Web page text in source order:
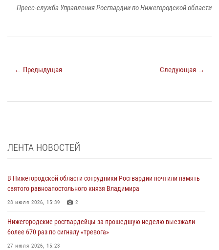
Пресс-служба Управления Росгвардии по Нижегородской области
← Предыдущая Следующая →
ЛЕНТА НОВОСТЕЙ
В Нижегородской области сотрудники Росгвардии почтили память
святого равноапостольного князя Владимира
28 июля 2026, 15:39 2
Нижегородские росгвардейцы за прошедшую неделю выезжали
более 670 раз по сигналу «тревога»
27 июля 2026, 15:23